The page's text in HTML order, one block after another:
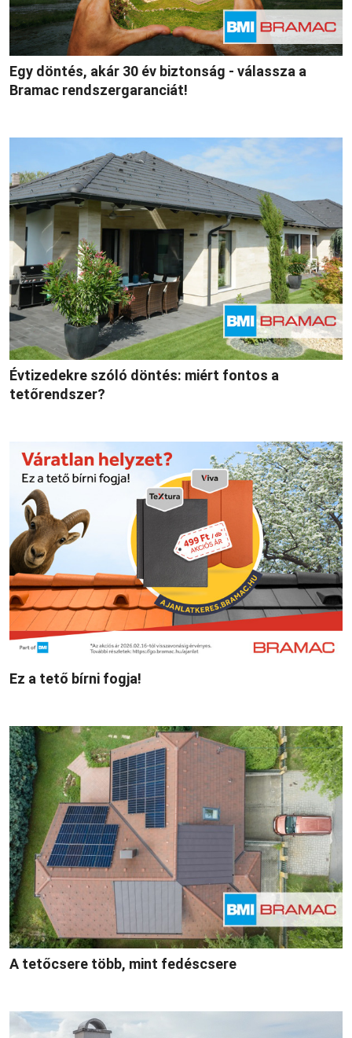
Egy döntés, akár 30 év biztonság - válassza a
Bramac rendszergaranciát!
Évtizedekre szóló döntés: miért fontos a
tetőrendszer?
Ez a tető bírni fogja!
A tetőcsere több, mint fedéscsere